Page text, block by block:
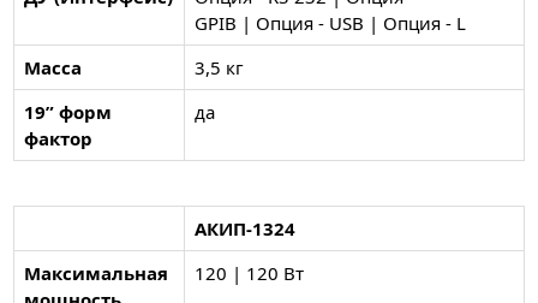
GPIB | Опция - USB | Опция - L
Масса
3,5 кг
19” форм
фактор
да
АКИП-1324
Максимальная
120 | 120 Вт